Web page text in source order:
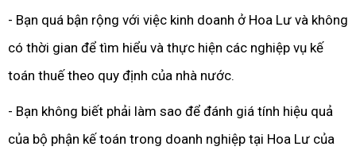
- Bạn quá bận rộng với việc kinh doanh ở Hoa Lư và không
có thời gian để tìm hiểu và thực hiện các nghiệp vụ kế
toán thuế theo quy định của nhà nước.
- Bạn không biết phải làm sao để đánh giá tính hiệu quả
của bộ phận kế toán trong doanh nghiệp tại Hoa Lư của